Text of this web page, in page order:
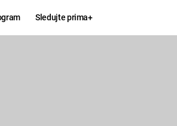
Sledujte prima+